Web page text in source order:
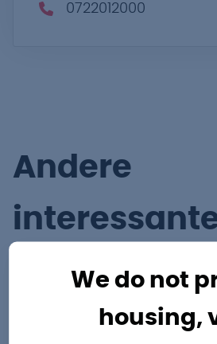
We do not
housing,
0722012000
Andere
vacatures